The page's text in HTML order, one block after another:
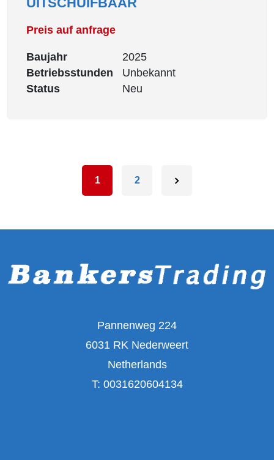
Preis auf anfrage
Baujahr
2025
Betriebsstunden
Unbekannt
Status
Neu
1 2
Pannenweg 224
6031 RK Nederweert
Netherlands
T: 0031620604134